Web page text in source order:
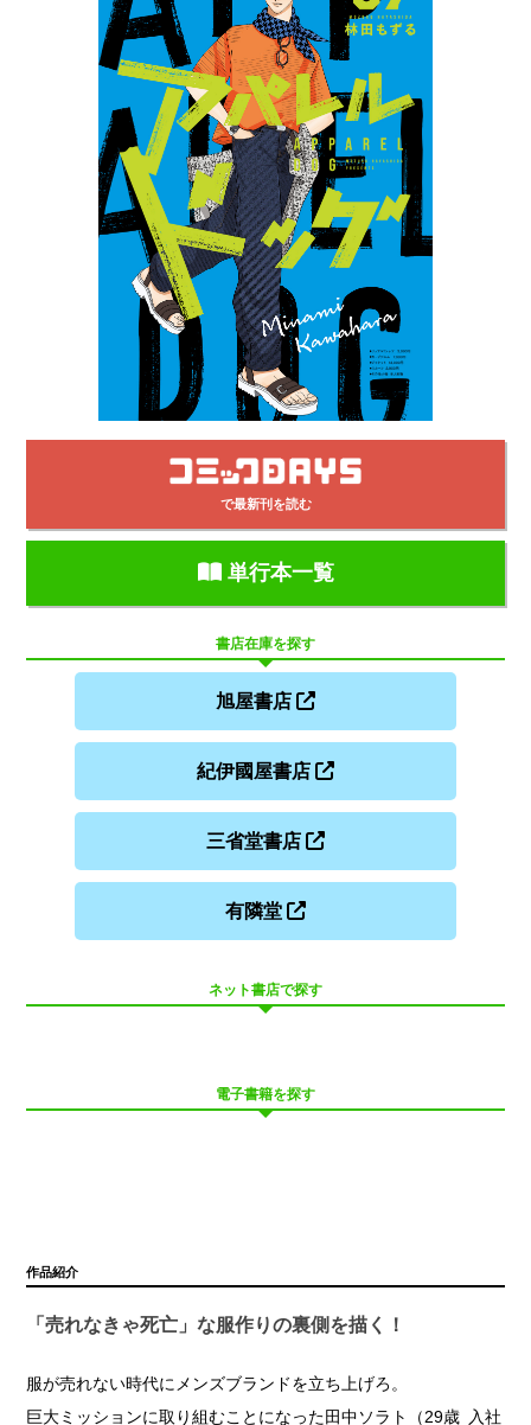
で最新刊を読む
単行本一覧
書店在庫を探す
旭屋書店
紀伊國屋書店
三省堂書店
有隣堂
ネット書店で探す
電子書籍を探す
作品紹介
「売れなきゃ死亡」な服作りの裏側を描く！
服が売れない時代にメンズブランドを立ち上げろ。
巨大ミッションに取り組むことになった田中ソラト（29歳 入社